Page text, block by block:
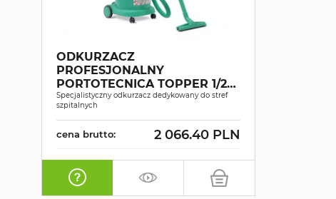
ODKURZACZ
PROFESJONALNY
PORTOTECNICA TOPPER 1/27
HEPA ISO5
Specjalistyczny odkurzacz dedykowany do stref
szpitalnych
cena brutto: 2 066.40 PLN